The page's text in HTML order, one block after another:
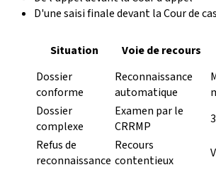
D'une saisi finale devant la Cour de
Situation Voie de recours
Dossier
conforme
Reconnaissance
automatique
Dossier
complexe
Examen par le
CRRMP
Refus de
reconnaissance
Recours
contentieux